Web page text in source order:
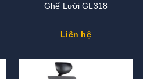
Ghế Lưới GL318
Liên hệ